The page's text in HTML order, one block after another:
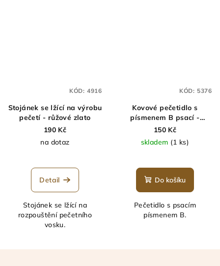
Stojánek se lžící na výrobu
pečetí - růžové zlato
190 Kč
na dotaz
Detail
Stojánek se lžící na
rozpouštění pečetního
vosku.
KÓD: 4916
Kovové pečetidlo s
písmenem B psací -
průměr 25 mm
150 Kč
skladem (1 ks)
Do košíku
Pečetidlo s psacím
písmenem B.
KÓD: 5376